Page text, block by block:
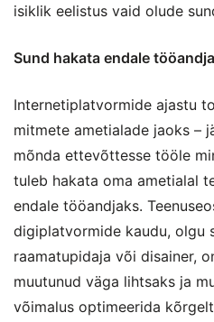
isiklik eelistus vaid olude
Sund hakata endale
Internetiplatvormide ajastu
mitmete ametialade jaoks –
mõnda ettevõttesse tööle
tuleb hakata oma ametialal
endale tööandjaks.
digiplatvormide kaudu, olgu
raamatupidaja või disainer,
muutunud väga lihtsaks ja
võimalus optimeerida